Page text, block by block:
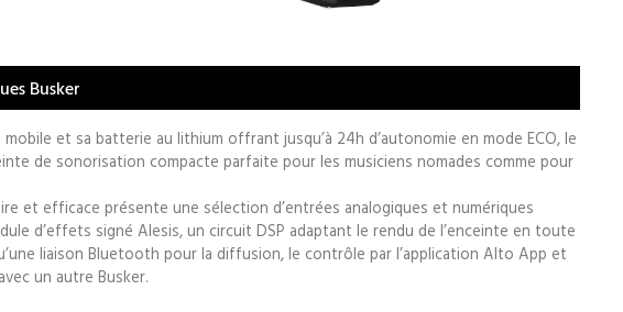
Busker
et sa batterie au lithium offrant jusqu’à 24h d’autonomie en mode ECO, le
de sonorisation compacte parfaite pour les musiciens nomades comme pour
et efficace présente une sélection d’entrées analogiques et numériques
d’effets signé Alesis, un circuit DSP adaptant le rendu de l’enceinte en toute
liaison Bluetooth pour la diffusion, le contrôle par l’application Alto App et
un autre Busker.